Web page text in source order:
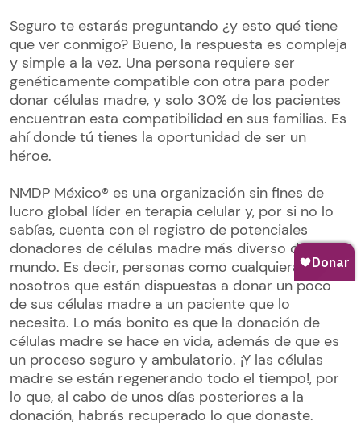
Seguro te estarás preguntando ¿y esto qué tiene
que ver conmigo? Bueno, la respuesta es compleja
y simple a la vez. Una persona requiere ser
genéticamente compatible con otra para poder
donar células madre, y solo 30% de los pacientes
encuentran esta compatibilidad en sus familias. Es
ahí donde tú tienes la oportunidad de ser un
héroe.
NMDP México® es una organización sin fines de
lucro global líder en terapia celular y, por si no lo
sabías, cuenta con el registro de potenciales
donadores de células madre más diverso del
mundo. Es decir, personas como cualquiera de
nosotros que están dispuestas a donar un poco
de sus células madre a un paciente que lo
necesita. Lo más bonito es que la donación de
células madre se hace en vida, además de que es
un proceso seguro y ambulatorio. ¡Y las células
madre se están regenerando todo el tiempo!, por
lo que, al cabo de unos días posteriores a la
donación, habrás recuperado lo que donaste.